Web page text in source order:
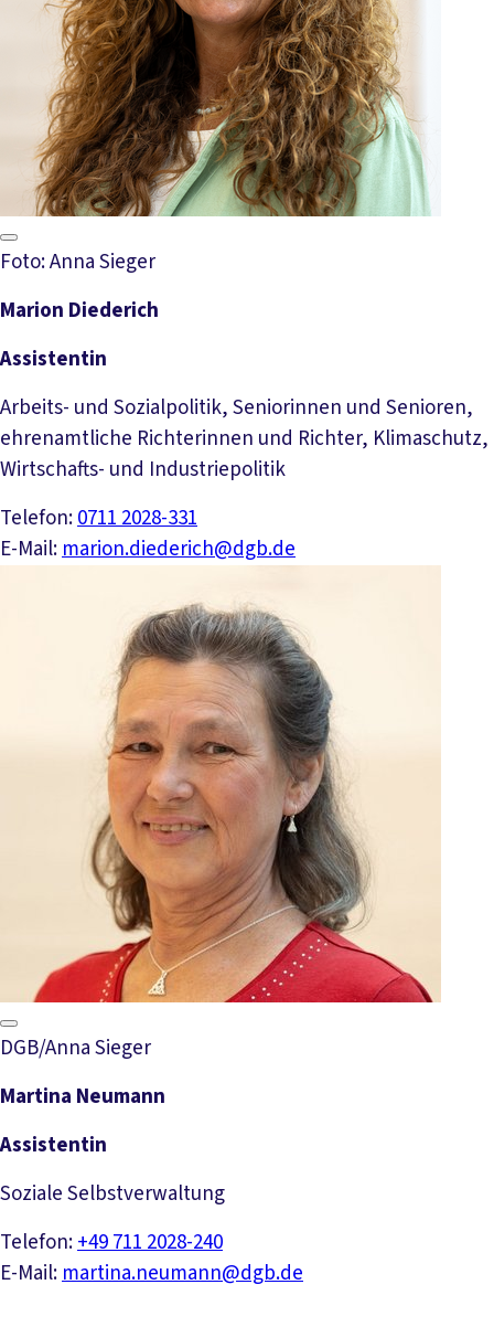
Foto: Anna Sieger
Marion Diederich
Assistentin
Arbeits- und Sozialpolitik, Seniorinnen und Senioren,
ehrenamtliche Richterinnen und Richter, Klimaschutz,
Wirtschafts- und Industriepolitik
Telefon:0711 2028-331
E-Mail:marion.diederich@dgb.de
DGB/Anna Sieger
Martina Neumann
Assistentin
Soziale Selbstverwaltung
Telefon:+49 711 2028-240
E-Mail:martina.neumann@dgb.de